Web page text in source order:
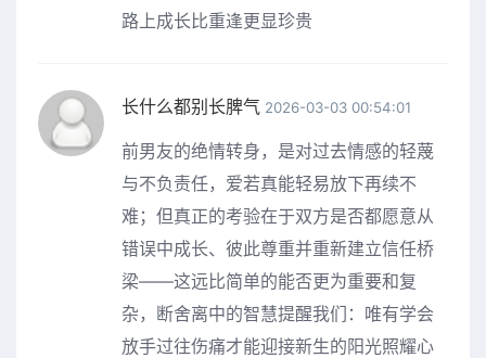
路上成长比重逢更显珍贵
长什么都别长脾气 2026-03-03 00:54:01
前男友的绝情转身，是对过去情感的轻蔑
与不负责任，爱若真能轻易放下再续不
难；但真正的考验在于双方是否都愿意从
错误中成长、彼此尊重并重新建立信任桥
梁——这远比简单的能否更为重要和复
杂，断舍离中的智慧提醒我们：唯有学会
放手过往伤痛才能迎接新生的阳光照耀心